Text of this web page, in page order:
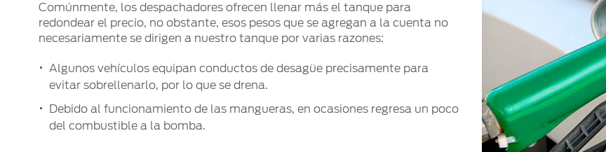
Comúnmente, los despachadores ofrecen llenar más el tanque para
redondear el precio, no obstante, esos pesos que se agregan a la cuenta no
necesariamente se dirigen a nuestro tanque por varias razones:
Algunos vehículos equipan conductos de desagüe precisamente para
evitar sobrellenarlo, por lo que se drena.
Debido al funcionamiento de las mangueras, en ocasiones regresa un poco
del combustible a la bomba.